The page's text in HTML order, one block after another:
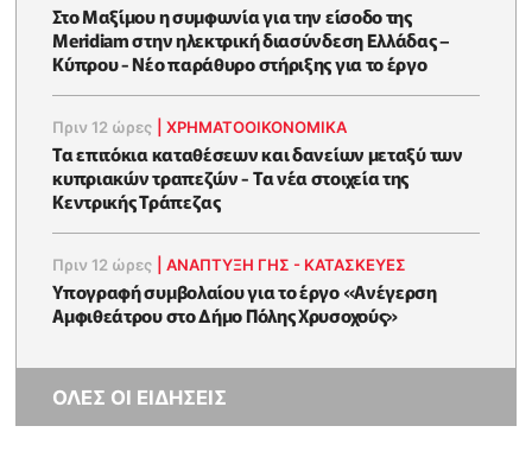
Στο Μαξίμου η συμφωνία για την είσοδο της
Meridiam στην ηλεκτρική διασύνδεση Ελλάδας –
Κύπρου - Νέο παράθυρο στήριξης για το έργο
Πριν 12 ώρες |ΧΡΗΜΑΤΟΟΙΚΟΝΟΜΙΚΆ
Τα επιτόκια καταθέσεων και δανείων μεταξύ των
κυπριακών τραπεζών - Τα νέα στοιχεία της
Κεντρικής Τράπεζας
Πριν 12 ώρες |ΑΝΑΠΤΥΞΗ ΓΗΣ - ΚΑΤΑΣΚΕΥΕΣ
Υπογραφή συμβολαίου για το έργο «Ανέγερση
Αμφιθεάτρου στο Δήμο Πόλης Χρυσοχούς»
ΟΛΕΣ ΟΙ ΕΙΔΗΣΕΙΣ